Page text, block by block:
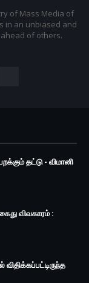
of Mass Media of
in an unbiased and
of others.
தட்டு - விமானி
விவகாரம் :